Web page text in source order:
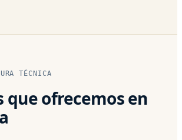
TÉCNICA
que ofrecemos en